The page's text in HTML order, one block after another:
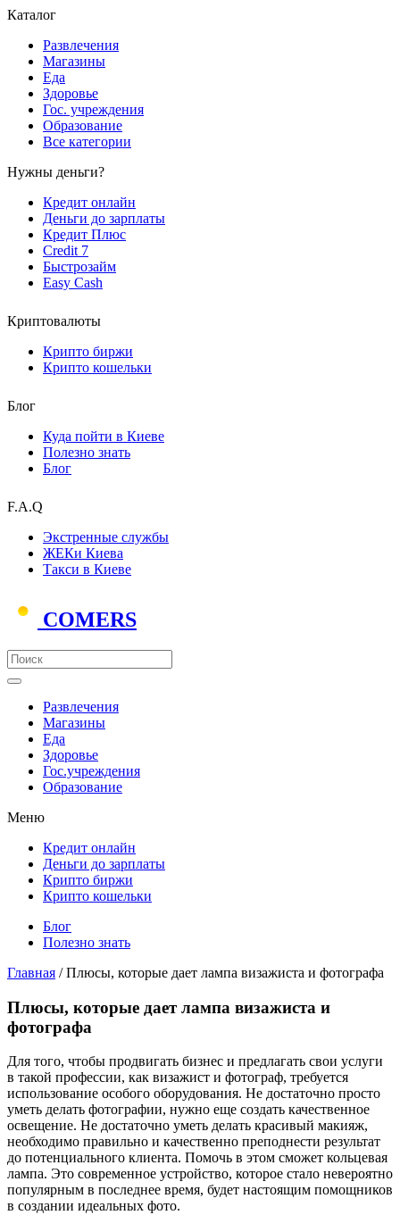
Каталог
Развлечения
Магазины
Еда
Здоровье
Гос. учреждения
Образование
Все категории
Нужны деньги?
Кредит онлайн
Деньги до зарплаты
Кредит Плюс
Credit 7
Быстрозайм
Easy Cash
Криптовалюты
Крипто биржи
Крипто кошельки
Блог
Куда пойти в Киеве
Полезно знать
Блог
F.A.Q
Экстренные службы
ЖЕКи Киева
Такси в Киеве
COMERS
Развлечения
Магазины
Еда
Здоровье
Гос.учреждения
Образование
Меню
Кредит онлайн
Деньги до зарплаты
Крипто биржи
Крипто кошельки
Блог
Полезно знать
Главная / Плюсы, которые дает лампа визажиста и фотографа
Плюсы, которые дает лампа визажиста и
фотографа
Для того, чтобы продвигать бизнес и предлагать свои услуги
в такой профессии, как визажист и фотограф, требуется
использование особого оборудования. Не достаточно просто
уметь делать фотографии, нужно еще создать качественное
освещение. Не достаточно уметь делать красивый макияж,
необходимо правильно и качественно преподнести результат
до потенциального клиента. Помочь в этом сможет кольцевая
лампа. Это современное устройство, которое стало невероятно
популярным в последнее время, будет настоящим помощников
в создании идеальных фото.